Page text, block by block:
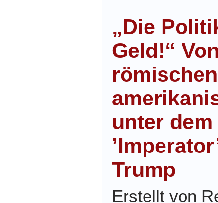
„Die
Geld!“
unter
Trump
Erstellt von